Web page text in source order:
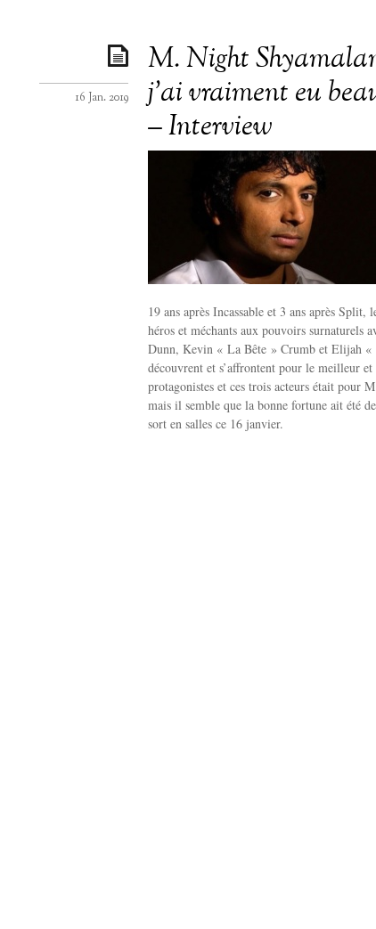
M. Night
j’ai vraiment eu
– Interview
16 Jan. 2019
19 ans après Incassable et 3 ans après
héros et méchants aux pouvoirs surnaturels
Dunn, Kevin « La Bête » Crumb et Elijah «
découvrent et s’affrontent pour le meilleur
protagonistes et ces trois acteurs était pour
mais il semble que la bonne fortune ait été
sort en salles ce 16 janvier.